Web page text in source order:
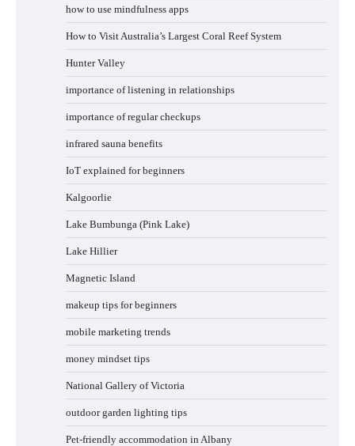
how to use mindfulness apps
How to Visit Australia’s Largest Coral Reef System
Hunter Valley
importance of listening in relationships
importance of regular checkups
infrared sauna benefits
IoT explained for beginners
Kalgoorlie
Lake Bumbunga (Pink Lake)
Lake Hillier
Magnetic Island
makeup tips for beginners
mobile marketing trends
money mindset tips
National Gallery of Victoria
outdoor garden lighting tips
Pet-friendly accommodation in Albany